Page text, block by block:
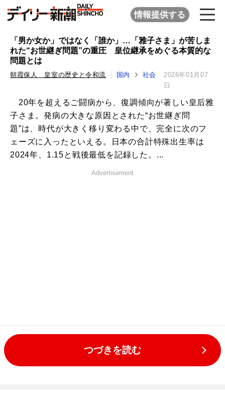
情報提供する
「男か女か」ではなく「誰か」…「雅子さま」が苦しま
れた“お世継ぎ問題”の重圧 皇位継承をめぐる本質的な
問題とは
朝霞保人 皇室の歴史と令和流 国内 社会
2026年01月07
日
20年を超えるご闘病から、復調傾向が著しい皇后雅
子さま。発病の大きな原因とされた“お世継ぎ問
題”は、時代が大きく移り変わる中で、完全に次のフ
ェーズに入ったといえる。日本の合計特殊出生率は
2024年、1.15と戦後最低を記録した。...
Advertisement
つづきを読む